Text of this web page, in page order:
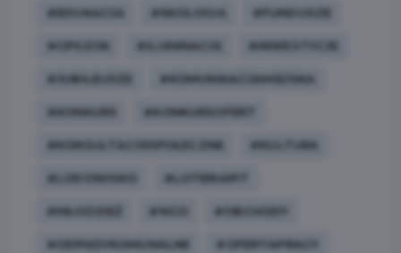
#EDUKACJA #EKOLOGIA #FUNDUSZE
#GPSZOK #ILUMINACJE #INWESTYCJE
#JUBILEUSZE #KOMUNIKACJAMIEJSKA
#KONKURS #KONKURSOFERT
#KONSULTACJESPOŁECZNE #KULTURA
#LODOWISKO #LOTERIAPIT
#MŁODZIEŻ #NGO #OBCHODY
#ODPADYKOMUNALNE #OFERTAPRACY